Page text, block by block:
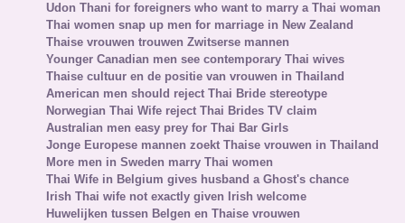
Udon Thani for foreigners who want to marry a Thai woman
Thai women snap up men for marriage in New Zealand
Thaise vrouwen trouwen Zwitserse mannen
Younger Canadian men see contemporary Thai wives
Thaise cultuur en de positie van vrouwen in Thailand
American men should reject Thai Bride stereotype
Norwegian Thai Wife reject Thai Brides TV claim
Australian men easy prey for Thai Bar Girls
Jonge Europese mannen zoekt Thaise vrouwen in Thailand
More men in Sweden marry Thai women
Thai Wife in Belgium gives husband a Ghost's chance
Irish Thai wife not exactly given Irish welcome
Huwelijken tussen Belgen en Thaise vrouwen